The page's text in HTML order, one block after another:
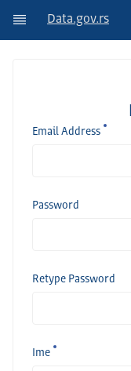
Data.gov.rs
Email Address
Password
Retype Password
Ime